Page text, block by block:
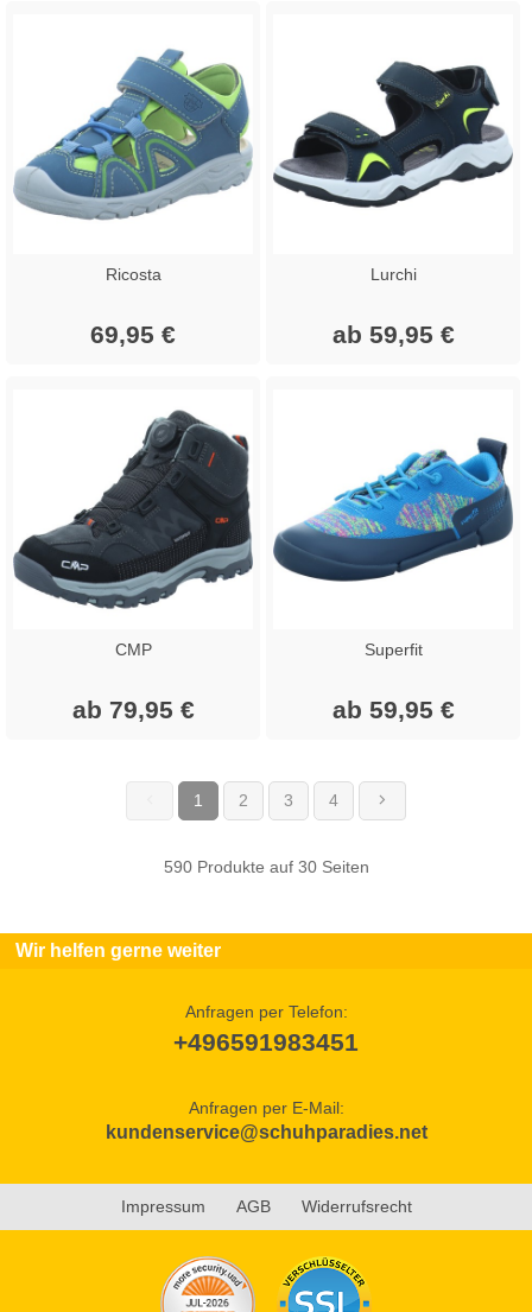
Ricosta
69,95 €
Lurchi
ab 59,95 €
CMP
ab 79,95 €
Superfit
ab 59,95 €
1 (current)
2 3 4
590 Produkte auf 30 Seiten
Wir helfen gerne weiter
Anfragen per Telefon:
+496591983451
Anfragen per E-Mail:
kundenservice@schuhparadies.net
Impressum AGB Widerrufsrecht